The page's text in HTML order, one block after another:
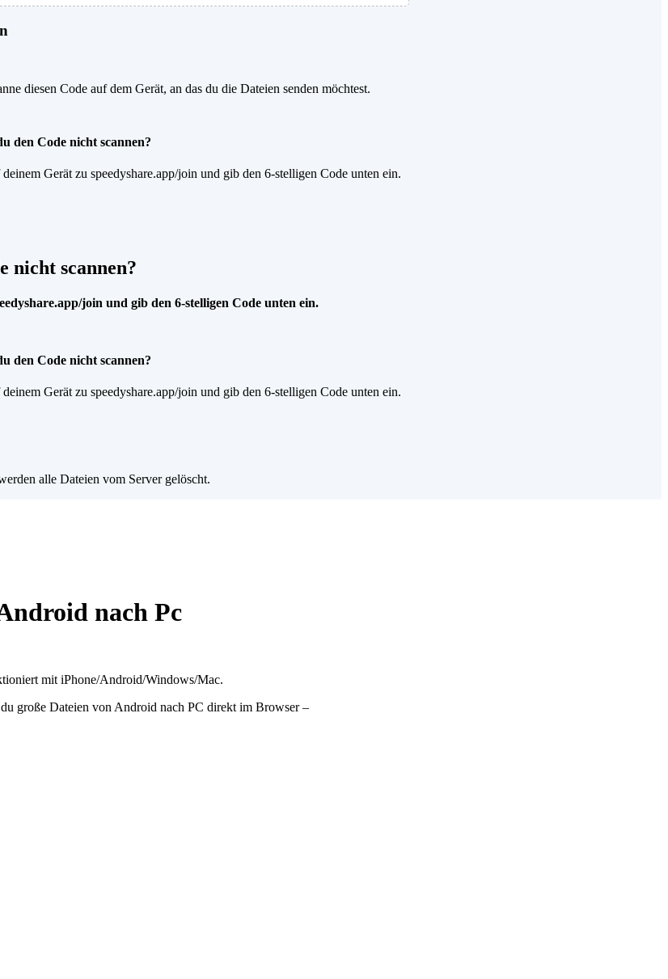
diesen Code auf dem Gerät, an das du die Dateien senden möchtest.
den Code nicht scannen?
Gerät zu speedyshare.app/join und gib den 6-stelligen Code unten ein.
nicht scannen?
join und gib den 6-stelligen Code unten ein.
den Code nicht scannen?
Gerät zu speedyshare.app/join und gib den 6-stelligen Code unten ein.
alle Dateien vom Server gelöscht.
nach Pc
mit iPhone/Android/Windows/Mac.
große Dateien von Android nach PC direkt im Browser –